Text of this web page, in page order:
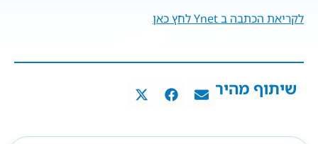
לקריאת הכתבה ב Ynet לחץ כאן
שיתוף מהיר